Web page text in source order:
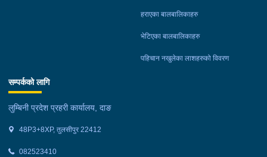
हराएका बालबालिकाहरु
भेटिएका बालबालिकाहरु
पहिचान नखुलेका लाशहरुको विवरण
सम्पर्कको लागि
लुम्बिनी प्रदेश प्रहरी कार्यालय, दाङ
48P3+8XP, तुलसीपुर 22412
082523410